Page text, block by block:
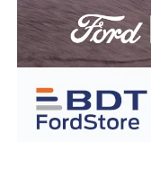
În cadrul
relevante pentru
răspunsurile
înregistrate.
baza unor metode
examinatori